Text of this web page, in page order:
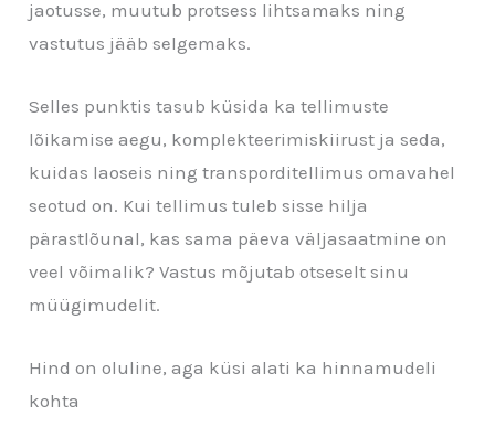
jaotusse, muutub protsess lihtsamaks ning
vastutus jääb selgemaks.
Selles punktis tasub küsida ka tellimuste
lõikamise aegu, komplekteerimiskiirust ja seda,
kuidas laoseis ning transporditellimus omavahel
seotud on. Kui tellimus tuleb sisse hilja
pärastlõunal, kas sama päeva väljasaatmine on
veel võimalik? Vastus mõjutab otseselt sinu
müügimudelit.
Hind on oluline, aga küsi alati ka hinnamudeli
kohta